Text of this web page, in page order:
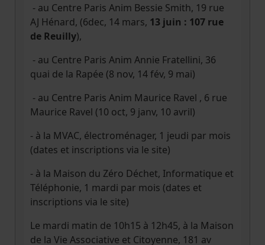
- au Centre Paris Anim Bessie Smith, 19 rue
AJ Hénard, (6dec, 14 mars, 13 juin : 107 rue
de Reuilly),
- au Centre Paris Anim Annie Fratellini, 36
quai de la Rapée (8 nov, 14 fév, 9 mai)
- au Centre Paris Anim Maurice Ravel , 6 rue
Maurice Ravel (10 oct, 9 janv, 10 avril)
- à la MVAC, électroménager, 1 jeudi par mois
(dates et inscriptions via le site)
- à la Maison du Zéro Déchet, Informatique et
Téléphonie, 1 mardi par mois (dates et
inscriptions via le site)
Le mardi matin de 10h15 à 12h45, à la Maison
de la Vie Associative et Citoyenne, 181 av